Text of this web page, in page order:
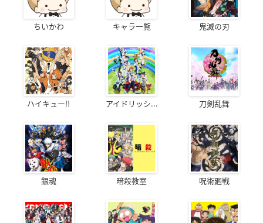
ちいかわ キャラ一覧 鬼滅の刃
ハイキュー!! アイドリッシ... 刀剣乱舞
銀魂 暗殺教室 呪術廻戦